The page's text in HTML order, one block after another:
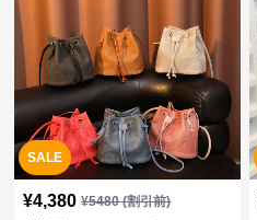
SALE
¥4,380 ¥5480(割引前)